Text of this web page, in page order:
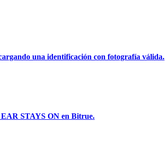
una identificación con fotografía válida.
STAYS ON en Bitrue.